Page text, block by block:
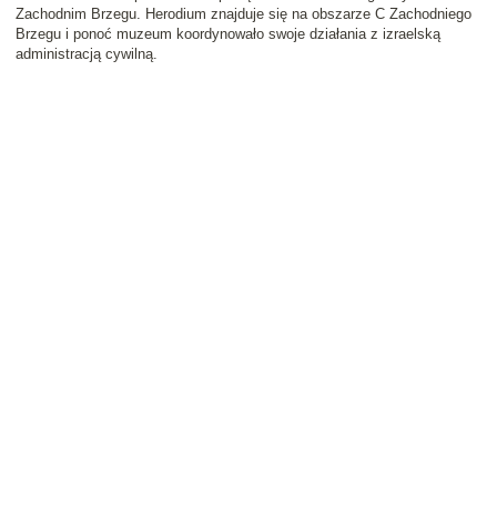
Zachodnim Brzegu. Herodium znajduje się na obszarze C Zachodniego
Brzegu i ponoć muzeum koordynowało swoje działania z izraelską
administracją cywilną.